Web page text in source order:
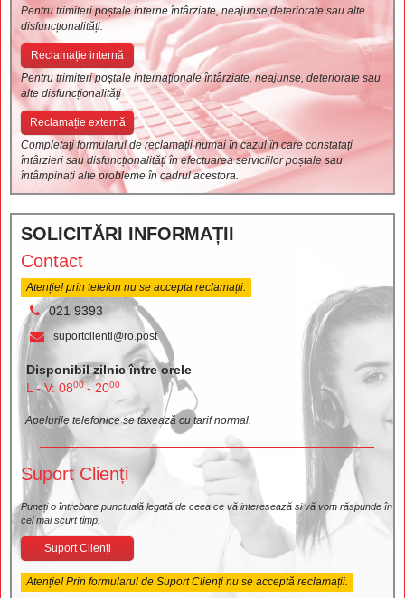
Pentru trimiteri poștale interne întârziate, neajunse,deteriorate sau alte
disfuncționalități.
Reclamație internă
Pentru trimiteri poștale internaționale întârziate, neajunse, deteriorate sau
alte disfuncționalități
Reclamație externă
Completați formularul de reclamații numai în cazul în care constatați
întârzieri sau disfuncționalități în efectuarea serviciilor poștale sau
întâmpinați alte probleme în cadrul acestora.
SOLICITĂRI INFORMAȚII
Contact
Atenție! prin telefon nu se accepta reclamații.
021 9393
suportclienti@ro.post
Disponibil zilnic între orele
L - V: 0800- 2000
Apelurile telefonice se taxează cu tarif normal.
Suport Clienți
Puneți o întrebare punctuală legată de ceea ce vă interesează și vă vom răspunde în
cel mai scurt timp.
Suport Clienți
Atenție! Prin formularul de Suport Clienți nu se acceptă reclamații.